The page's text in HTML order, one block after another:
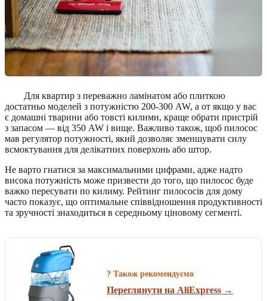
Для квартир з переважно ламінатом або плиткою
достатньо моделей з потужністю 200-300 AW, а от якщо у вас
є домашні тварини або товсті килими, краще обрати пристрій
з запасом — від 350 AW і вище. Важливо також, щоб пилосос
мав регулятор потужності, який дозволяє зменшувати силу
всмоктування для делікатних поверхонь або штор.
Не варто гнатися за максимальними цифрами, адже надто
висока потужність може призвести до того, що пилосос буде
важко пересувати по килиму. Рейтинг пилососів для дому
часто показує, що оптимальне співвідношення продуктивності
та зручності знаходиться в середньому ціновому сегменті.
? Також рекомендуємо
Переглянути на AliExpress →